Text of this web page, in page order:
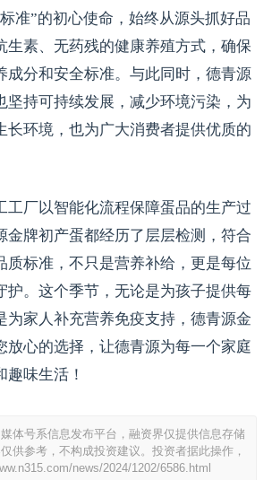
准”的初心使命，始终从源头抓好品
生素、无药残的健康养殖方式，确保
成分和安全标准。与此同时，德青源
坚持可持续发展，减少环境污染，为
长环境，也为广大消费者提供优质的
工厂以智能化流程保障蛋品的生产过
金牌初产蛋都经历了层层检测，符合
质标准，不只是营养补给，更是每位
护。这个季节，无论是为孩子提供每
为家人补充营养免疫支持，德青源金
放心的选择，让德青源为每一个家庭
味生活！
体号系信息发布平台，融资界仅提供信息存储
供参考，不构成投资建议。投资者据此操作，
news/2024/1202/6586.html